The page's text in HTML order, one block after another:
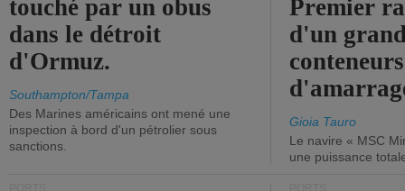
touché par un obus
dans le détroit
d'Ormuz.
Southampton/Tampa
Des Marines américains ont mené une
inspection à bord d'un pétrolier sous
sanctions.
Premier
d'un
Gioia Tauro
Le navire « MSC
une puissance